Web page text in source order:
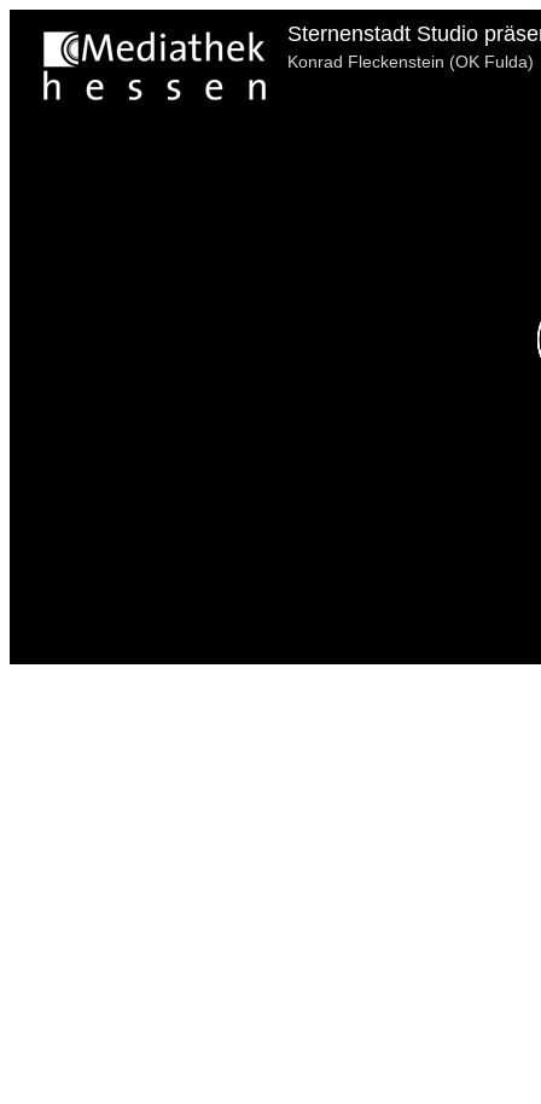
Sternenstadt Studio
Konrad Fleckenstein (OK Fulda)